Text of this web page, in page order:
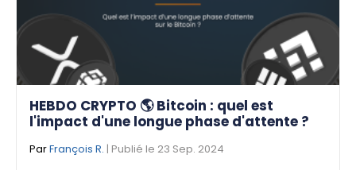
HEBDO CRYPTO 🌎 Bitcoin : quel est
l'impact d'une longue phase d'attente ?
ParFrançois R. | Publié le 23 Sep. 2024